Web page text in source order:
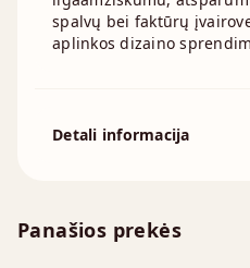
Panašios prekės
spalvų bei faktūrų
aplinkos dizaino
Detali informacija